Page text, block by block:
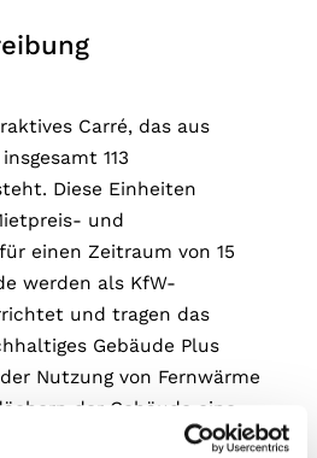
Carré, das aus
113
Diese Einheiten
und
einen Zeitraum von 15
werden als KfW-
und tragen das
Gebäude Plus
Nutzung von Fernwärme
der Gebäude eine
die den